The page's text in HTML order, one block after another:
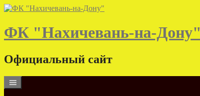
Skip
content
ФК "Нахичевань-на-Дону"
Официальный сайт